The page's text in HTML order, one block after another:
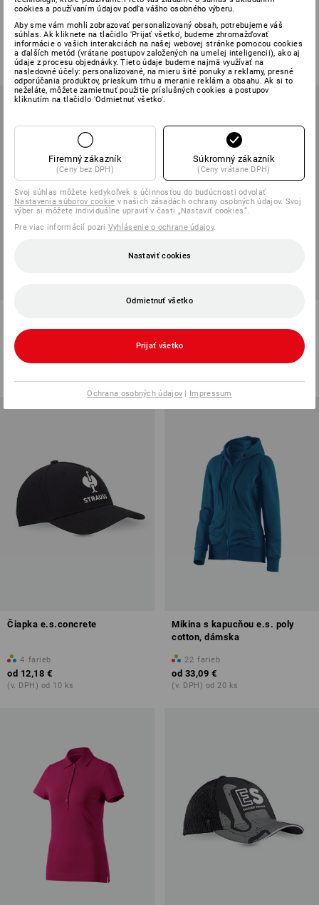
e.s.
4 farieb
od 40,47 €
(v. DPH) od 10 ks
2020
12 farieb
od 67,53 €
(v. DPH) od 20 ks
13,41 € od 10,39 €
Čiapka e.s.concrete
4 farieb
od 12,18 €
(v. DPH) od 10 ks
Mikina s kapucňou e.s. poly
cotton, dámska
22 farieb
od 33,09 €
(v. DPH) od 20 ks
cookies a používaním údajov podľa vášho osobného výberu.
Aby sme vám mohli zobrazovať personalizovaný obsah, potrebujeme váš
súhlas. Ak kliknete na tlačidlo 'Prijať všetko', budeme zhromažďovať
informácie o vašich interakciách na našej webovej stránke pomocou cookies
a ďalších metód (vrátane postupov založených na umelej inteligencii), ako aj
údaje z procesu objednávky. Tieto údaje budeme najmä využívať na
nasledovné účely: personalizované, na mieru šité ponuky a reklamy, presné
odporúčania produktov, prieskum trhu a meranie reklám a obsahu. Ak si to
neželáte, môžete zamietnuť použitie príslušných cookies a postupov
kliknutím na tlačidlo 'Odmietnuť všetko'.
Firemný zákazník
(Ceny bez DPH)
Súkromný zákazník
(Ceny vrátane DPH)
Svoj súhlas môžete kedykoľvek s účinnosťou do budúcnosti odvolať
Nastavenia súborov cookie v našich zásadách ochrany osobných údajov. Svoj
výber si môžete individuálne upraviť v časti „Nastaviť cookies“.
Pre viac informácií pozri Vyhlásenie o ochrane údajov.
Nastaviť cookies
Odmietnuť všetko
Prijať všetko
Ochrana osobných údajov | Impressum